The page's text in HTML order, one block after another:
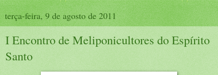
terça-feira, 9 de agosto de 2011
I Encontro de Meliponicultores do Espírito
Santo